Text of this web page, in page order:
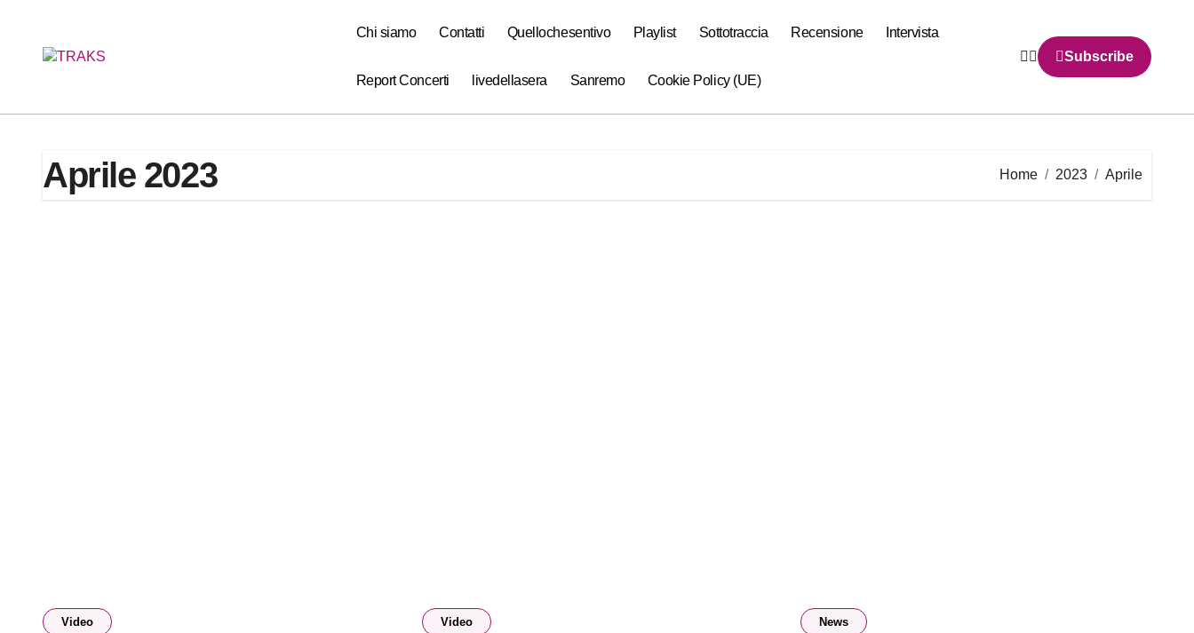
content
Chi siamo Contatti Quellochesentivo Playlist Sottotraccia Recensione Intervista
Report Concerti livedellasera Sanremo Cookie Policy (UE)
Subscribe
Aprile 2023 Home 2023 Aprile
Video Video News